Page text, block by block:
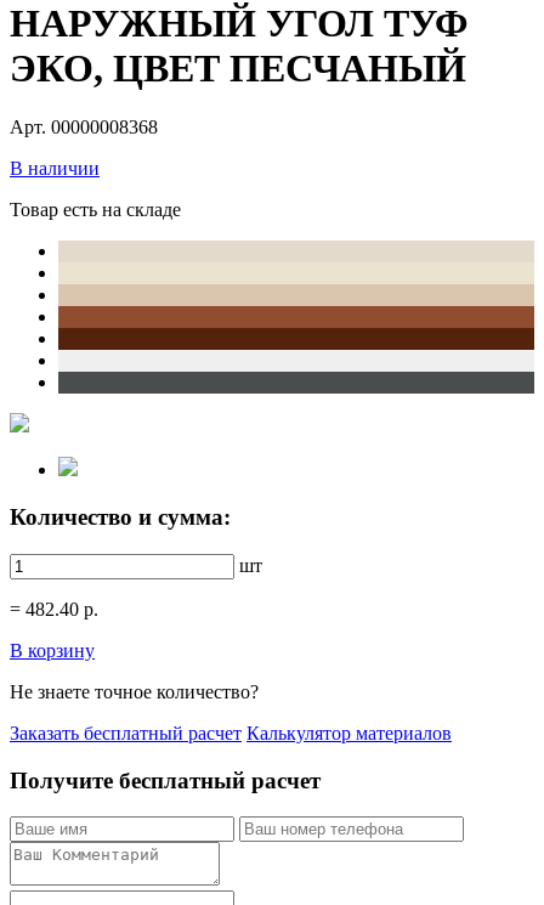
НАРУЖНЫЙ УГОЛ ТУФ
ЭКО, ЦВЕТ ПЕСЧАНЫЙ
Арт. 00000008368
В наличии
Товар есть на складе
Количество и сумма:
шт
= 482.40 р.
В корзину
Не знаете точное количество?
Заказать бесплатный расчет Калькулятор материалов
Получите бесплатный расчет